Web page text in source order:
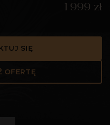
1 999 zł
SIĘ
OFERTĘ